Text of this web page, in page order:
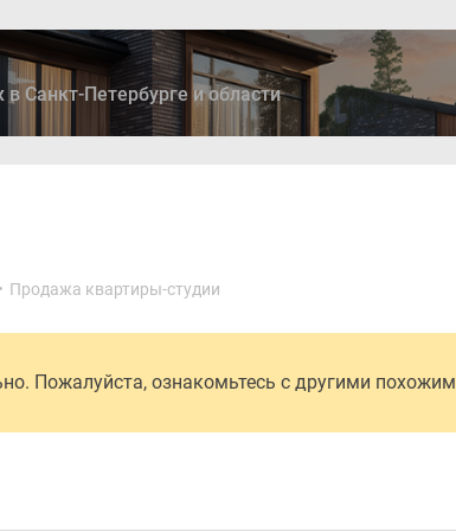
Санкт-Петербурге и области
• Продажа квартиры-студии
Пожалуйста, ознакомьтесь с другими